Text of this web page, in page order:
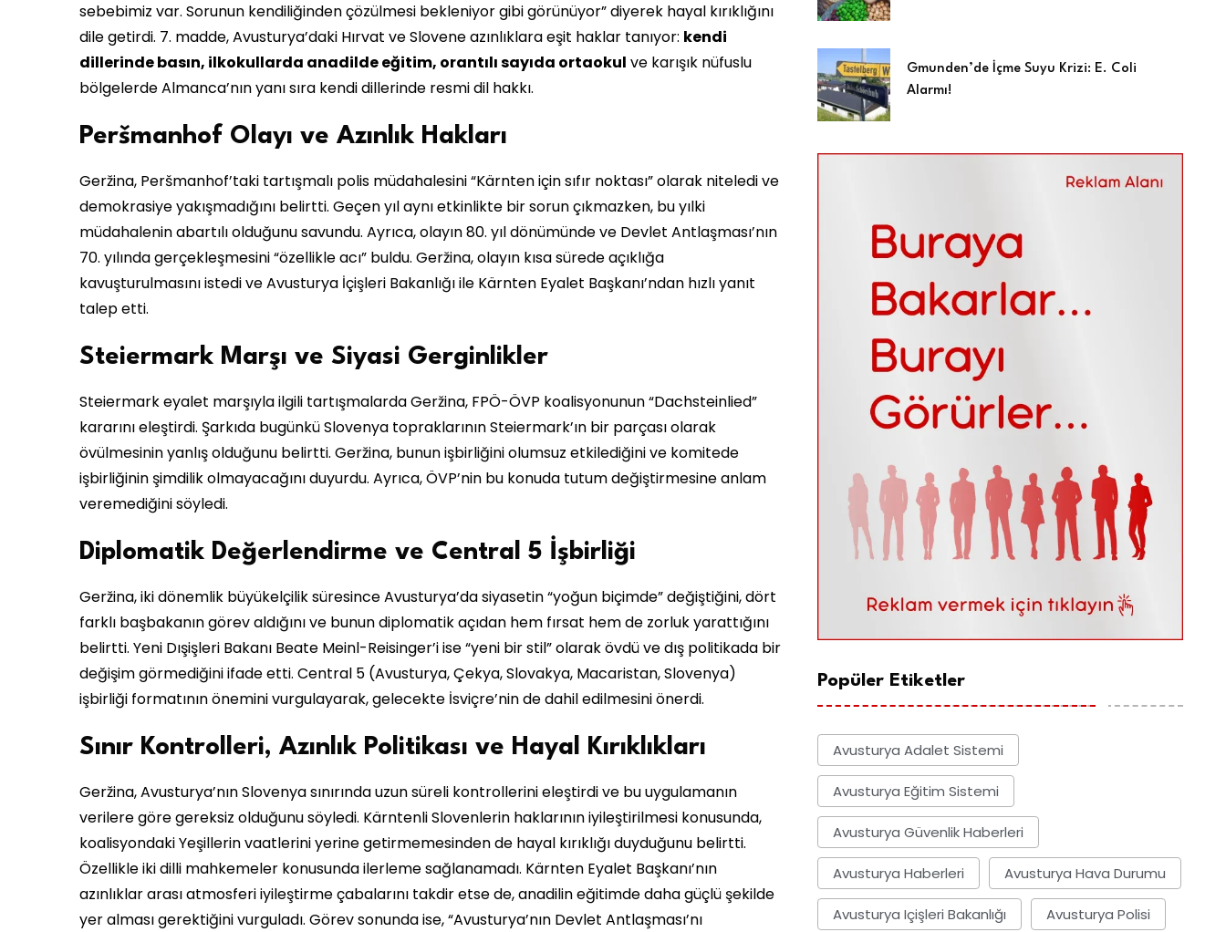
sebebimiz var. Sorunun kendiliğinden çözülmesi bekleniyor gibi görünüyor” diyerek hayal kırıklığını
dile getirdi. 7. madde, Avusturya’daki Hırvat ve Slovene azınlıklara eşit haklar tanıyor: kendi
dillerinde basın, ilkokullarda anadilde eğitim, orantılı sayıda ortaokul ve karışık nüfuslu
bölgelerde Almanca’nın yanı sıra kendi dillerinde resmi dil hakkı.
Peršmanhof Olayı ve Azınlık Hakları
Geržina, Peršmanhof’taki tartışmalı polis müdahalesini “Kärnten için sıfır noktası” olarak niteledi ve
demokrasiye yakışmadığını belirtti. Geçen yıl aynı etkinlikte bir sorun çıkmazken, bu yılki
müdahalenin abartılı olduğunu savundu. Ayrıca, olayın 80. yıl dönümünde ve Devlet Antlaşması’nın
70. yılında gerçekleşmesini “özellikle acı” buldu. Geržina, olayın kısa sürede açıklığa
kavuşturulmasını istedi ve Avusturya İçişleri Bakanlığı ile Kärnten Eyalet Başkanı’ndan hızlı yanıt
talep etti.
Steiermark Marşı ve Siyasi Gerginlikler
Steiermark eyalet marşıyla ilgili tartışmalarda Geržina, FPÖ-ÖVP koalisyonunun “Dachsteinlied”
kararını eleştirdi. Şarkıda bugünkü Slovenya topraklarının Steiermark’ın bir parçası olarak
övülmesinin yanlış olduğunu belirtti. Geržina, bunun işbirliğini olumsuz etkilediğini ve komitede
işbirliğinin şimdilik olmayacağını duyurdu. Ayrıca, ÖVP’nin bu konuda tutum değiştirmesine anlam
veremediğini söyledi.
Diplomatik Değerlendirme ve Central 5 İşbirliği
Geržina, iki dönemlik büyükelçilik süresince Avusturya’da siyasetin “yoğun biçimde” değiştiğini, dört
farklı başbakanın görev aldığını ve bunun diplomatik açıdan hem fırsat hem de zorluk yarattığını
belirtti. Yeni Dışişleri Bakanı Beate Meinl-Reisinger’i ise “yeni bir stil” olarak övdü ve dış politikada bir
değişim görmediğini ifade etti. Central 5 (Avusturya, Çekya, Slovakya, Macaristan, Slovenya)
işbirliği formatının önemini vurgulayarak, gelecekte İsviçre’nin de dahil edilmesini önerdi.
Sınır Kontrolleri, Azınlık Politikası ve Hayal Kırıklıkları
Geržina, Avusturya’nın Slovenya sınırında uzun süreli kontrollerini eleştirdi ve bu uygulamanın
verilere göre gereksiz olduğunu söyledi. Kärntenli Slovenlerin haklarının iyileştirilmesi konusunda,
koalisyondaki Yeşillerin vaatlerini yerine getirmemesinden de hayal kırıklığı duyduğunu belirtti.
Özellikle iki dilli mahkemeler konusunda ilerleme sağlanamadı. Kärnten Eyalet Başkanı’nın
azınlıklar arası atmosferi iyileştirme çabalarını takdir etse de, anadilin eğitimde daha güçlü şekilde
yer alması gerektiğini vurguladı. Görev sonunda ise, “Avusturya’nın Devlet Antlaşması’nı
Gmunden’de İçme Suyu Krizi: E. Coli
Alarmı!
Popüler Etiketler
Avusturya Adalet Sistemi
Avusturya Eğitim Sistemi
Avusturya Güvenlik Haberleri
Avusturya Haberleri Avusturya Hava Durumu
Avusturya Içişleri Bakanlığı Avusturya Polisi